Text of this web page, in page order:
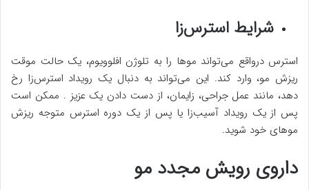
شرایط استرس‌زا
استرس درواقع می‌تواند موها را به تلوژن افلوویوم، یک حالت موقت
ریزش مو، وارد کند. این می‌تواند به دنبال یک رویداد استرس‌زا رخ
دهد، مانند عمل جراحي، زایمان، از دست دادن یک عزیز . ممکن است
پس از یک رویداد آسیب‌زا یا پس از یک دوره استرس متوجه ریزش
موهای خود شوید.
داروی رویش مجدد مو